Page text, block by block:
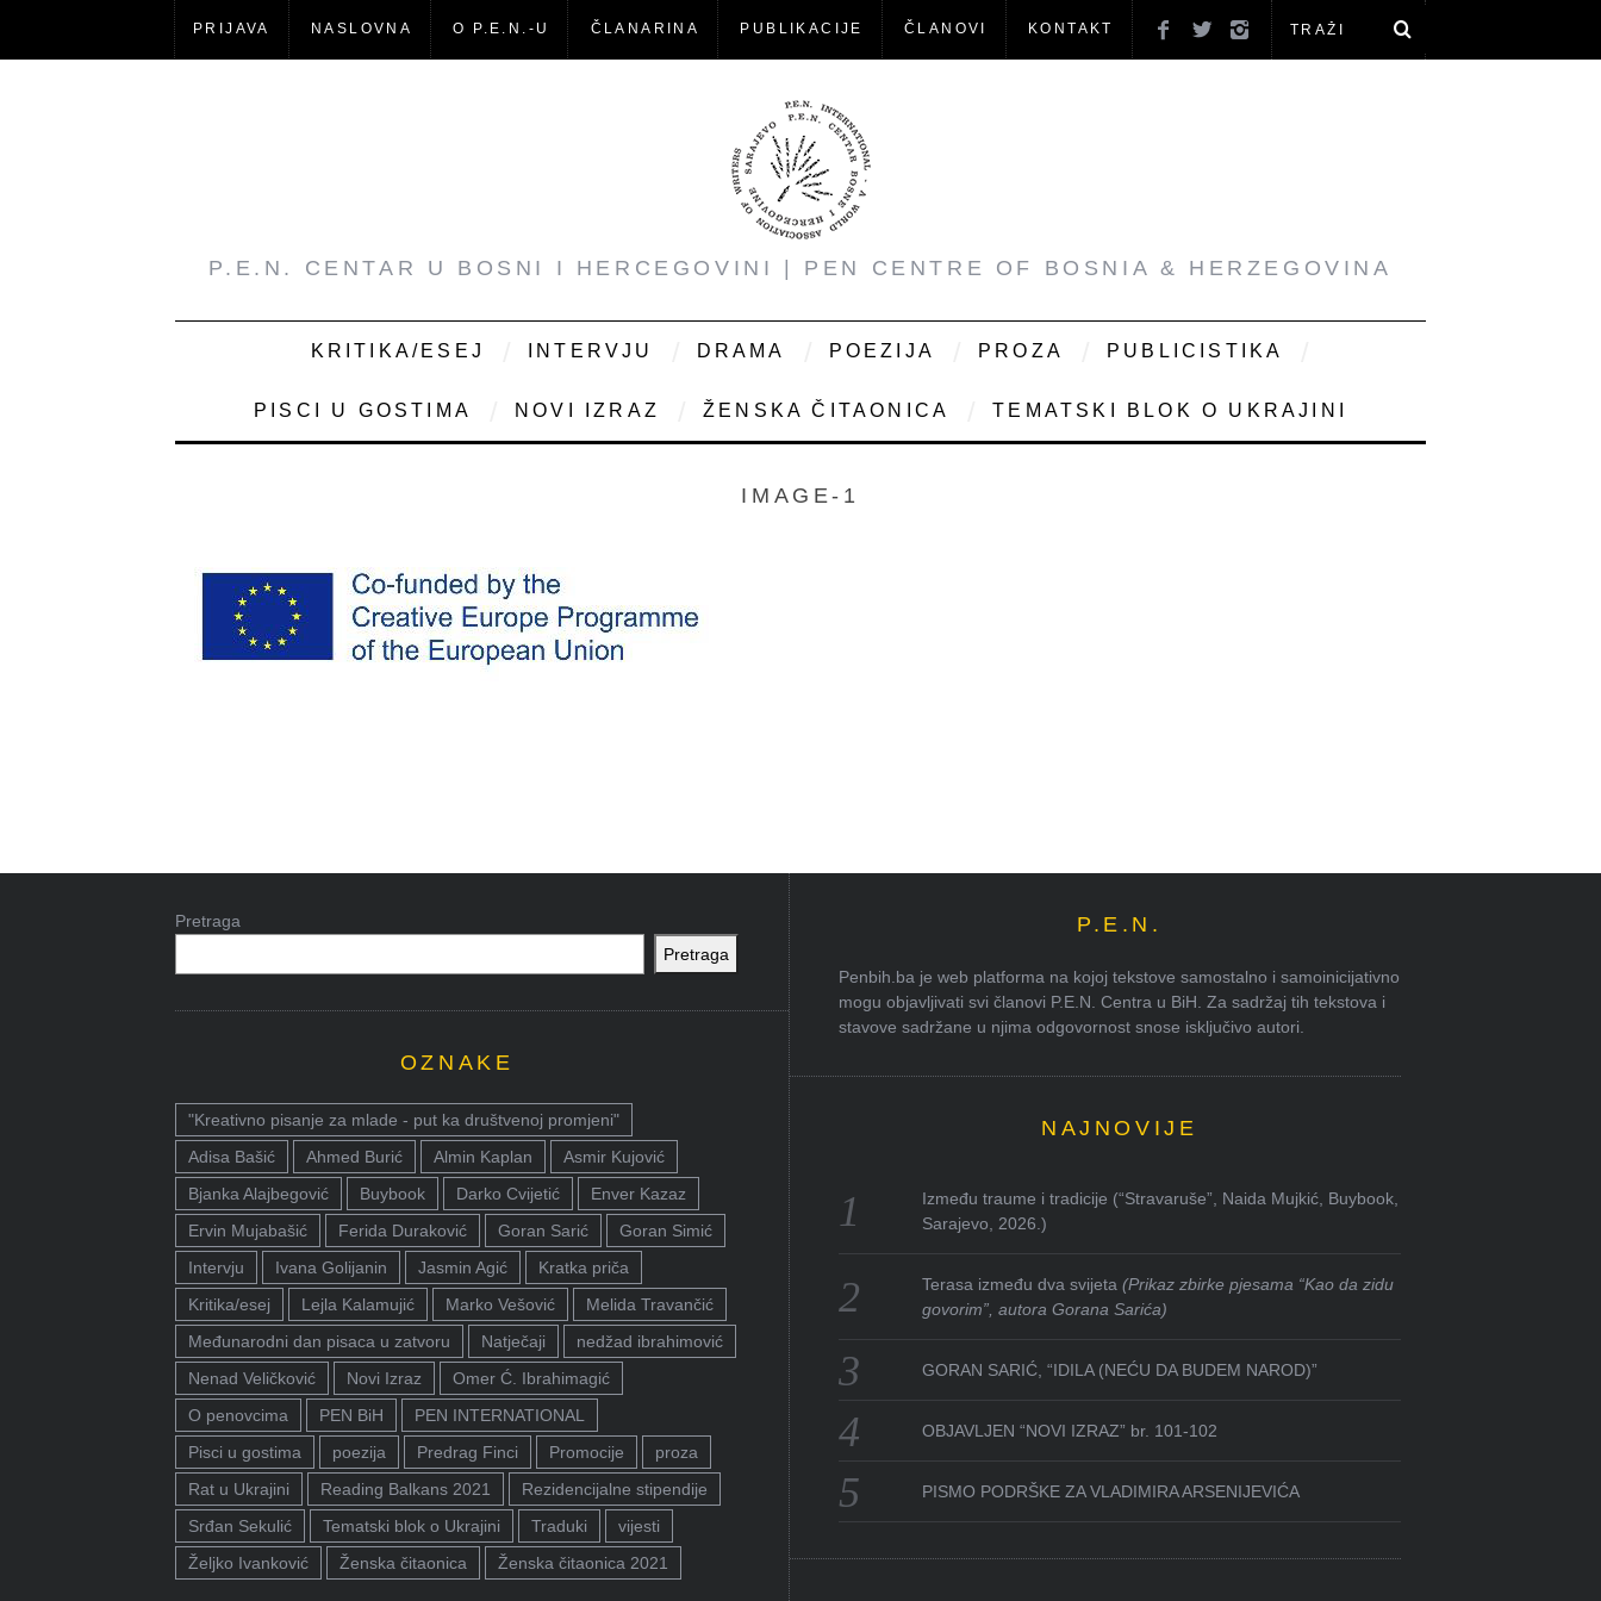
PRIJAVA NASLOVNA O P.E.N.-U ČLANARINA PUBLIKACIJE ČLANOVI KONTAKT
P.E.N. CENTAR U BOSNI I HERCEGOVINI | PEN CENTRE OF BOSNIA & HERZEGOVINA
KRITIKA/ESEJ INTERVJU DRAMA POEZIJA PROZA PUBLICISTIKA
PISCI U GOSTIMA NOVI IZRAZ ŽENSKA ČITAONICA TEMATSKI BLOK O UKRAJINI
IMAGE-1
Pretraga
Pretraga
OZNAKE
"Kreativno pisanje za mlade - put ka društvenoj promjeni"
Adisa Bašić
Ahmed Burić Almin Kaplan
Asmir Kujović
Bjanka Alajbegović
Buybook Darko Cvijetić
Enver Kazaz
Ervin Mujabašić
Ferida Duraković Goran Sarić
Goran Simić
Intervju
Ivana Golijanin Jasmin Agić
Kratka priča
Kritika/esej
Lejla Kalamujić Marko Vešović
Melida Travančić
Međunarodni dan pisaca u zatvoru
Natječaji
nedžad ibrahimović
Nenad Veličković
Novi Izraz
Omer Ć. Ibrahimagić
O penovcima
PEN BiH
PEN INTERNATIONAL
Pisci u gostima
poezija Predrag Finci Promocije
proza
Rat u Ukrajini
Reading Balkans 2021
Rezidencijalne stipendije
Srđan Sekulić
Tematski blok o Ukrajini Traduki
vijesti
Željko Ivanković
Ženska čitaonica Ženska čitaonica 2021
P.E.N.
Penbih.ba je web platforma na kojoj tekstove samostalno i samoinicijativno
mogu objavljivati svi članovi P.E.N. Centra u BiH. Za sadržaj tih tekstova i
stavove sadržane u njima odgovornost snose isključivo autori.
NAJNOVIJE
Između traume i tradicije (“Stravaruše”, Naida Mujkić, Buybook,
Sarajevo, 2026.)
Terasa između dva svijeta(Prikaz zbirke pjesama “Kao da zidu
govorim”, autora Gorana Sarića)
GORAN SARIĆ, “IDILA (NEĆU DA BUDEM NAROD)”
OBJAVLJEN “NOVI IZRAZ” br. 101-102
PISMO PODRŠKE ZA VLADIMIRA ARSENIJEVIĆA